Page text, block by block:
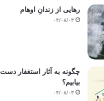
رهایی از زندانِ اوهام
۰۴/۰۸/۰۳
چگونه به آثار استغفار دست
بیابیم؟
۰۴/۰۸/۰۳